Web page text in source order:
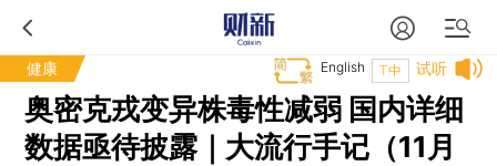
健康 试听
T中
English
奥密克戎变异株毒性减弱 国内详细
数据亟待披露｜大流行手记（11月